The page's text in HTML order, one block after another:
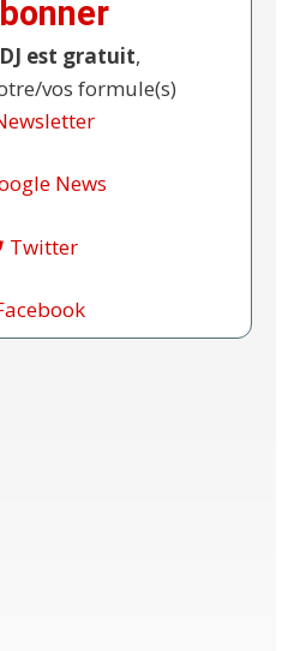
est gratuit,
vos formule(s)
News
Twitter